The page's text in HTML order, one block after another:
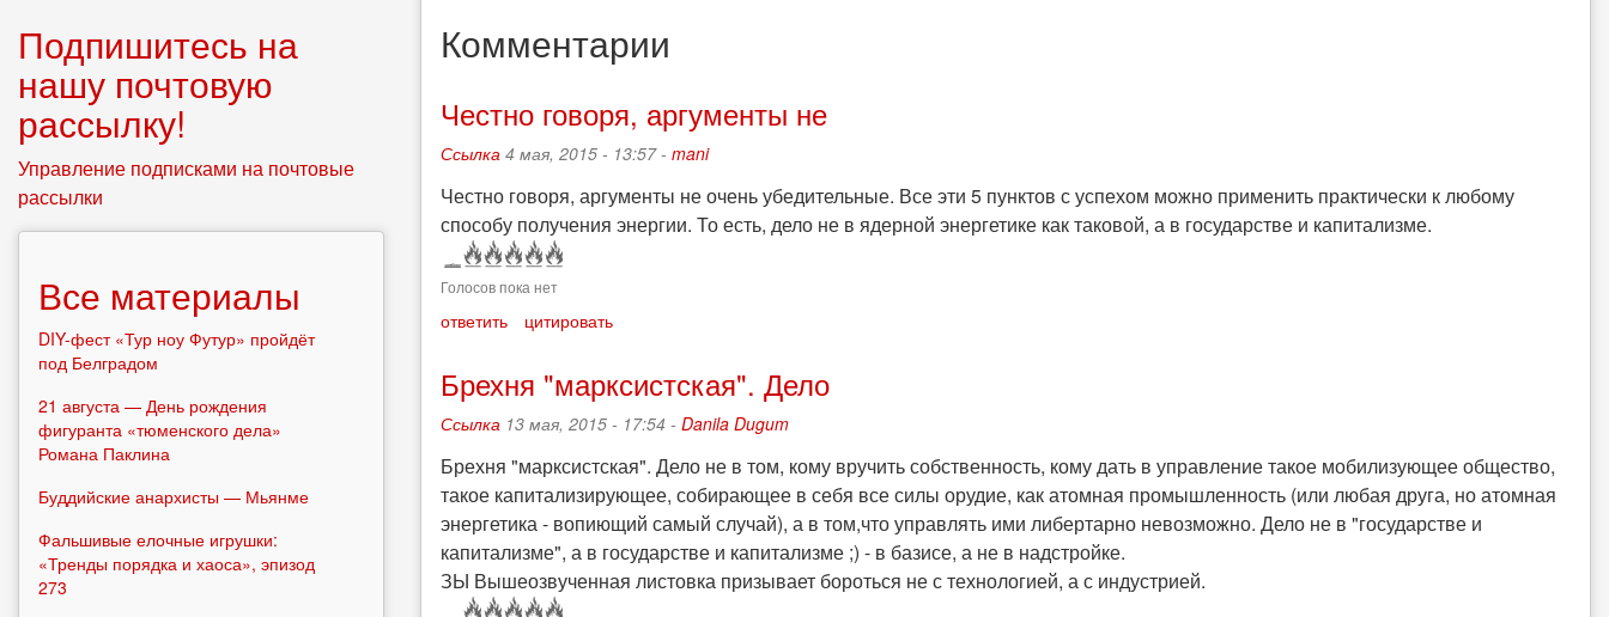
Комментарии
Честно говоря, аргументы не
Ссылка 4 мая, 2015 - 13:57 - mani
Честно говоря, аргументы не очень убедительные. Все эти 5 пунктов с успехом можно применить практически к любому
способу получения энергии. То есть, дело не в ядерной энергетике как таковой, а в государстве и капитализме.
Голосов пока нет
ответить цитировать
Брехня "марксистская". Дело
Ссылка 13 мая, 2015 - 17:54 - Danila Dugum
Брехня "марксистская". Дело не в том, кому вручить собственность, кому дать в управление такое мобилизующее общество,
такое капитализирующее, собирающее в себя все силы орудие, как атомная промышленность (или любая друга, но атомная
энергетика - вопиющий самый случай), а в том,что управлять ими либертарно невозможно. Дело не в "государстве и
капитализме", а в государстве и капитализме ;) - в базисе, а не в надстройке.
ЗЫ Вышеозвученная листовка призывает бороться не с технологией, а с индустрией.
Подпишитесь на
нашу почтовую
рассылку!
Управление подписками на почтовые
рассылки
Все материалы
DIY-фест «Тур ноу Футур» пройдёт
под Белградом
21 августа — День рождения
фигуранта «тюменского дела»
Романа Паклина
Буддийские анархисты — Мьянме
Фальшивые елочные игрушки:
«Тренды порядка и хаоса», эпизод
273